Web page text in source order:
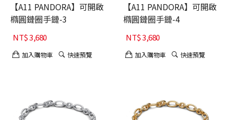
【A11 PANDORA】可開啟
橢圓鏈圈手鏈-3
NT$3,680
加入購物車 快速預覽
【A11 PANDORA】可開啟
橢圓鏈圈手鏈-4
NT$3,680
加入購物車 快速預覽